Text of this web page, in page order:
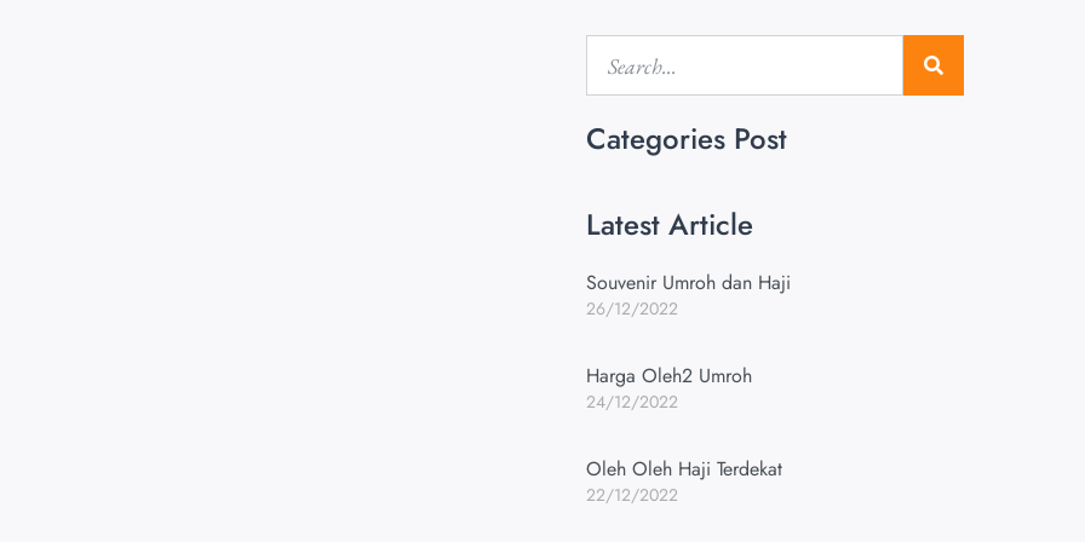
Categories Post
Latest Article
Souvenir Umroh dan Haji
26/12/2022
Harga Oleh2 Umroh
24/12/2022
Oleh Oleh Haji Terdekat
22/12/2022